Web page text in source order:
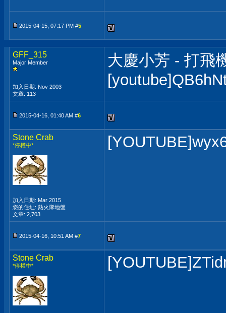
2015-04-15, 07:17 PM #5
GFF_315
Major Member
加入日期: Nov 2003
文章: 113
大慶小芳 - 打飛
2015-04-16, 01:40 AM #6
Stone Crab
*停權中*
加入日期: Mar 2015
您的住址: 熱火隊地盤
文章: 2,703
2015-04-16, 10:51 AM #7
Stone Crab
*停權中*